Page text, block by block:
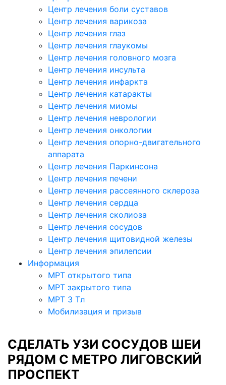
Центр лечения боли суставов
Центр лечения варикоза
Центр лечения глаз
Центр лечения глаукомы
Центр лечения головного мозга
Центр лечения инсульта
Центр лечения инфаркта
Центр лечения катаракты
Центр лечения миомы
Центр лечения неврологии
Центр лечения онкологии
Центр лечения опорно-двигательного
аппарата
Центр лечения Паркинсона
Центр лечения печени
Центр лечения рассеянного склероза
Центр лечения сердца
Центр лечения сколиоза
Центр лечения сосудов
Центр лечения щитовидной железы
Центр лечения эпилепсии
Информация
МРТ открытого типа
МРТ закрытого типа
МРТ 3 Тл
Мобилизация и призыв
СДЕЛАТЬ УЗИ СОСУДОВ ШЕИ
РЯДОМ С МЕТРО ЛИГОВСКИЙ
ПРОСПЕКТ